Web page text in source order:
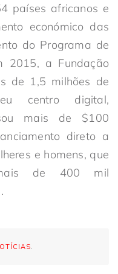
países africanos e
económico das
do Programa de
2015, a Fundação
de 1,5 milhões de
centro digital,
mais de $100
direto a
e homens, que
mais de 400 mil